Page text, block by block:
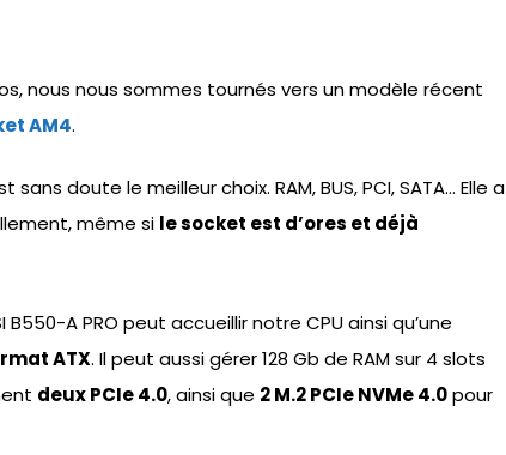
nous nous sommes tournés vers un modèle récent
AM4.
doute le meilleur choix. RAM, BUS, PCI, SATA… Elle a
même si le socket est d’ores et déjà
A PRO peut accueillir notre CPU ainsi qu’une
ATX. Il peut aussi gérer 128 Gb de RAM sur 4 slots
deux PCIe 4.0, ainsi que 2 M.2 PCIe NVMe 4.0pour